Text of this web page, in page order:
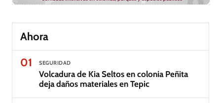
Ahora
01
SEGURIDAD
Volcadura de Kia Seltos en colonia Peñita
deja daños materiales en Tepic